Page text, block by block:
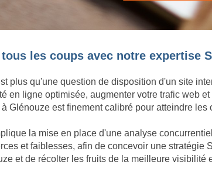
les coups avec notre expertise
plus qu'une question de disposition d'un site
en ligne optimisée, augmenter votre trafic web
Glénouze est finement calibré pour atteindre les
la mise en place d'une analyse
et faiblesses, afin de concevoir une
et de récolter les fruits de la meilleure visibilité